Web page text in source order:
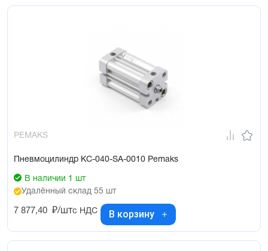
PEMAKS
Пневмоцилиндр KC-040-SA-0010 Pemaks
В наличии 1 шт
Удалённый склад 55 шт
7 877,40 ₽/штс НДС В корзину